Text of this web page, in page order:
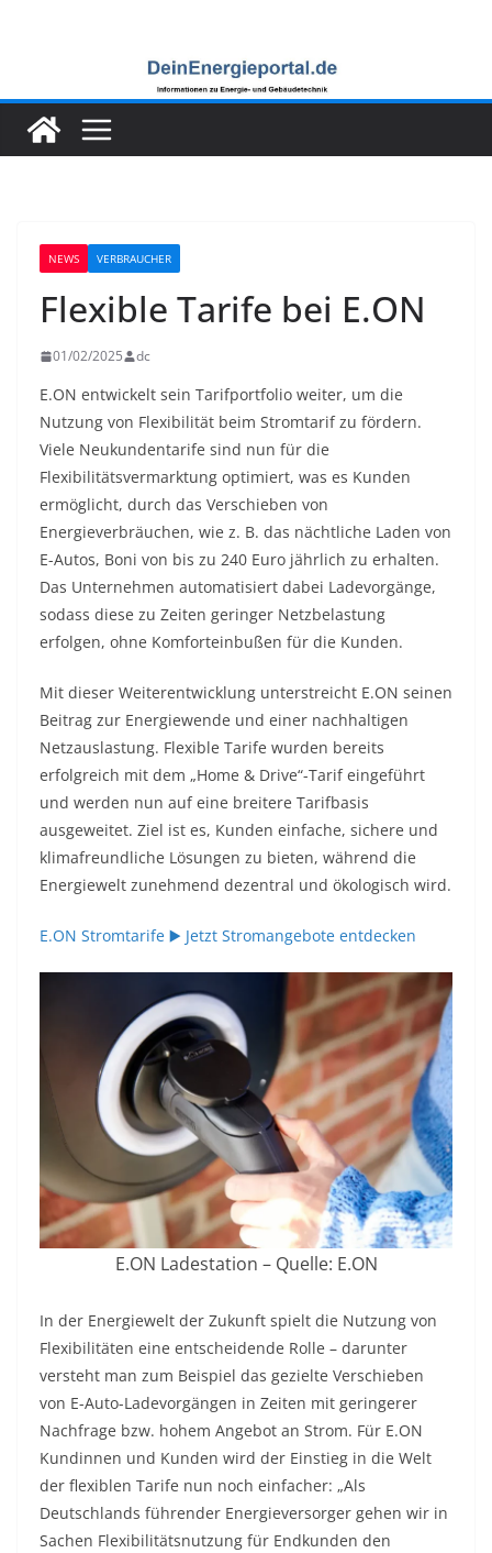
NEWS VERBRAUCHER
Flexible Tarife bei E.ON
01/02/2025 dc
E.ON entwickelt sein Tarifportfolio weiter, um die
Nutzung von Flexibilität beim Stromtarif zu fördern.
Viele Neukundentarife sind nun für die
Flexibilitätsvermarktung optimiert, was es Kunden
ermöglicht, durch das Verschieben von
Energieverbräuchen, wie z. B. das nächtliche Laden von
E-Autos, Boni von bis zu 240 Euro jährlich zu erhalten.
Das Unternehmen automatisiert dabei Ladevorgänge,
sodass diese zu Zeiten geringer Netzbelastung
erfolgen, ohne Komforteinbußen für die Kunden.
Mit dieser Weiterentwicklung unterstreicht E.ON seinen
Beitrag zur Energiewende und einer nachhaltigen
Netzauslastung. Flexible Tarife wurden bereits
erfolgreich mit dem „Home & Drive“-Tarif eingeführt
und werden nun auf eine breitere Tarifbasis
ausgeweitet. Ziel ist es, Kunden einfache, sichere und
klimafreundliche Lösungen zu bieten, während die
Energiewelt zunehmend dezentral und ökologisch wird.
E.ON Stromtarife ▶️ Jetzt Stromangebote entdecken
E.ON Ladestation – Quelle: E.ON
In der Energiewelt der Zukunft spielt die Nutzung von
Flexibilitäten eine entscheidende Rolle – darunter
versteht man zum Beispiel das gezielte Verschieben
von E-Auto-Ladevorgängen in Zeiten mit geringerer
Nachfrage bzw. hohem Angebot an Strom. Für E.ON
Kundinnen und Kunden wird der Einstieg in die Welt
der flexiblen Tarife nun noch einfacher: „Als
Deutschlands führender Energieversorger gehen wir in
Sachen Flexibilitätsnutzung für Endkunden den